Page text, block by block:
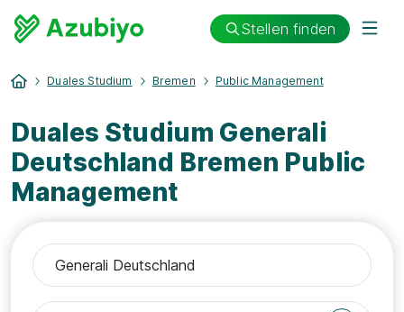
Stellen finden
Duales Studium Bremen Public Management
Duales Studium Generali
Deutschland Bremen Public
Management